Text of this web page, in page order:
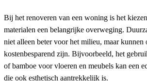
Bij het renoveren van een woning is het
materialen een belangrijke overweging.
niet alleen beter voor het milieu, maar kunnen
kostenbesparend zijn. Bijvoorbeeld, het
of bamboe voor vloeren en meubels kan een
die ook esthetisch aantrekkelijk is.